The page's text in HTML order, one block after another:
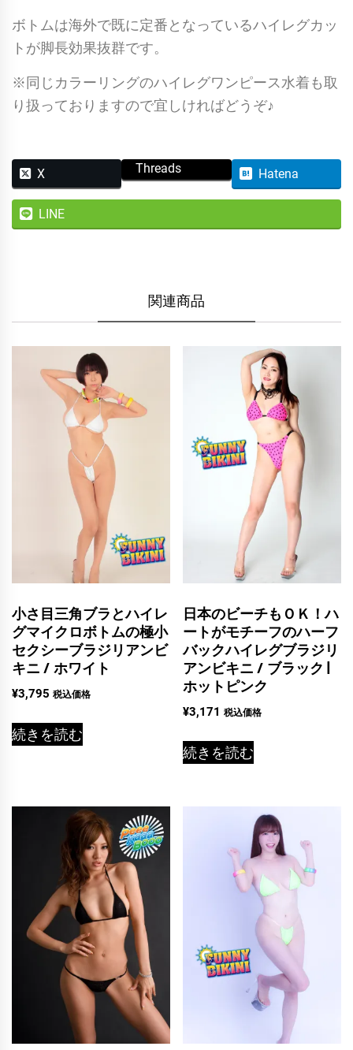
ボトムは海外で既に定番となっているハイレグカッ
トが脚長効果抜群です。
※同じカラーリングのハイレグワンピース水着も取
り扱っておりますので宜しければどうぞ♪
X Threads Hatena
LINE
関連商品
小さ目三角ブラとハイレ
グマイクロボトムの極小
セクシーブラジリアンビ
キニ / ホワイト
¥3,795 税込価格
続きを読む
日本のビーチもＯＫ！ハ
ートがモチーフのハーフ
バックハイレグブラジリ
アンビキニ / ブラック |
ホットピンク
¥3,171 税込価格
続きを読む